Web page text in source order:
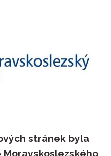
stránek byla